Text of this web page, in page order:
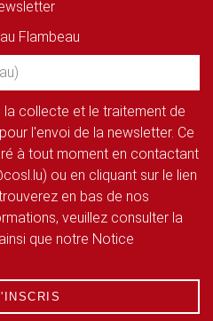
Flambeau
la collecte et le traitement de
l'envoi de la newsletter. Ce
à tout moment en contactant
ou en cliquant sur le lien
en bas de nos
veuillez consulter la
que notre Notice